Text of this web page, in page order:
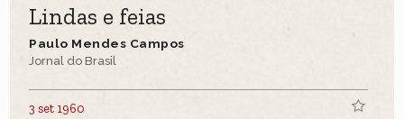
Lindas e feias
Paulo Mendes Campos
Jornal do Brasil
3 set 1960